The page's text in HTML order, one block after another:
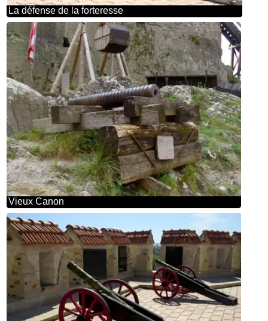
La défense de la forteresse
Vieux Canon